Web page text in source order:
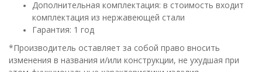
Дополнительная комплектация: в стоимость входит
комплектация из нержавеющей стали
Гарантия: 1 год
*Производитель оставляет за собой право вносить
изменения в названия и/или конструкции, не ухудшая при